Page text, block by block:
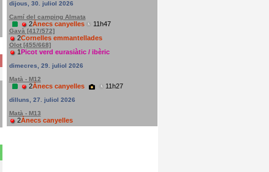
dijous, 30. juliol 2026
Camí del camping Almata
2Ànecs canyelles 11h47
Gavà [417/572]
2Cornelles emmantellades
Olot [455/668]
1Picot verd eurasiàtic / ibèric
dimecres, 29. juliol 2026
Matà - M12
2Ànecs canyelles 11h27
dilluns, 27. juliol 2026
Matà - M13
2Ànecs canyelles